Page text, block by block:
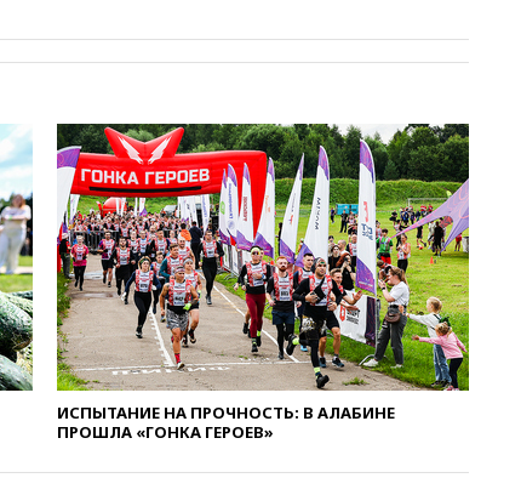
вчера, 20:45ПВО за день
сбила еще 75 украинских
беспилотников над Россией
вчера, 20:35 Велосипедист
погиб при атаке FPV-дрона в
Белгородской области
вчера, 20:30Лидию Невзорову
заочно арестовали по делу о
финансировании
экстремизма
вчера, 20:20Суд США
постановил остановить
ИСПЫТАНИЕ НА ПРОЧНОСТЬ: В АЛАБИНЕ
ПРОШЛА «ГОНКА ГЕРОЕВ»